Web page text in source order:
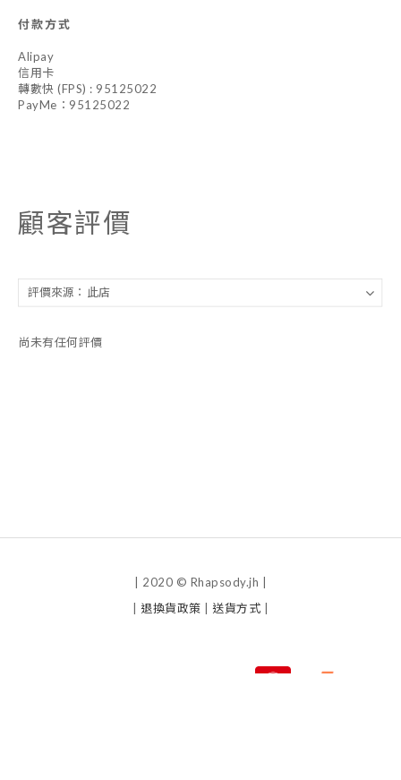
付款方式
Alipay
信用卡
轉數快 (FPS) : 95125022
PayMe：95125022
顧客評價
尚未有任何評價
| 2020 © Rhapsody.jh |
退換貨政策 送貨方式